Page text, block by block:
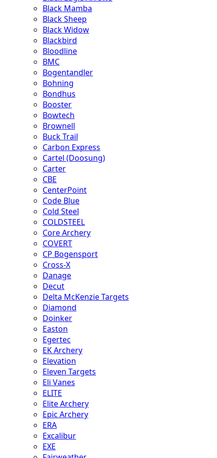
Black Mamba
Black Sheep
Black Widow
Blackbird
Bloodline
BMC
Bogentandler
Bohning
Bondhus
Booster
Bowtech
Brownell
Buck Trail
Carbon Express
Cartel (Doosung)
Carter
CBE
CenterPoint
Code Blue
Cold Steel
COLDSTEEL
Core Archery
COVERT
CP Bogensport
Cross-X
Danage
Decut
Delta McKenzie Targets
Diamond
Doinker
Easton
Egertec
EK Archery
Elevation
Eleven Targets
Eli Vanes
ELITE
Elite Archery
Epic Archery
ERA
Excalibur
EXE